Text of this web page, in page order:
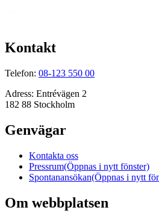
Kontakt
Telefon: 08-123 550 00
Adress: Entrévägen 2
182 88 Stockholm
Genvägar
Kontakta oss
Pressrum(Öppnas i nytt fönster)
Spontanansökan(Öppnas i nytt
Om webbplatsen